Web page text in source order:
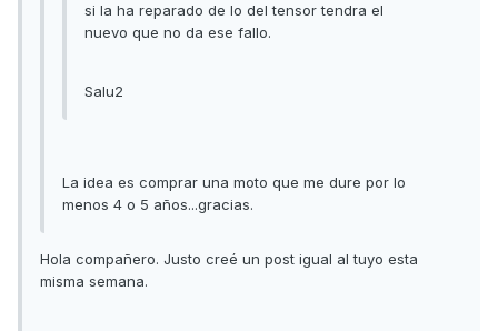
si la ha reparado de lo del tensor tendra el
nuevo que no da ese fallo.
Salu2
La idea es comprar una moto que me dure por lo
menos 4 o 5 años...gracias.
Hola compañero. Justo creé un post igual al tuyo esta
misma semana.